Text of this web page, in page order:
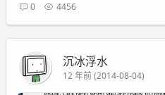
0 4456
沉冰浮水
12 年前 (2014-08-04)